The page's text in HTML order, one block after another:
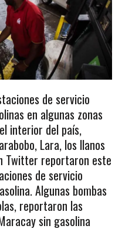
de servicio
en algunas zonas
interior del país,
Lara, los llanos
Twitter reportaron este
de servicio
Algunas bombas
reportaron las
sin gasolina